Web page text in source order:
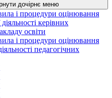
дочірнє меню
і процедури оцінювання
керівних
освіти
і процедури оцінювання
педагогічних